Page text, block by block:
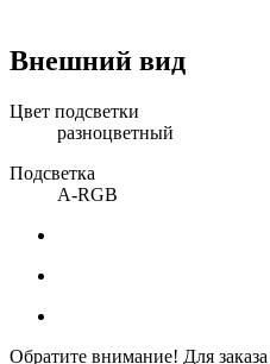
Внешний вид
Цвет подсветки
разноцветный
Подсветка
A-RGB
Обратите внимание! Для